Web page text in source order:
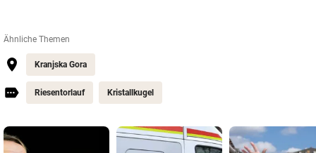
Ähnliche Themen
Kranjska Gora
Riesentorlauf Kristallkugel